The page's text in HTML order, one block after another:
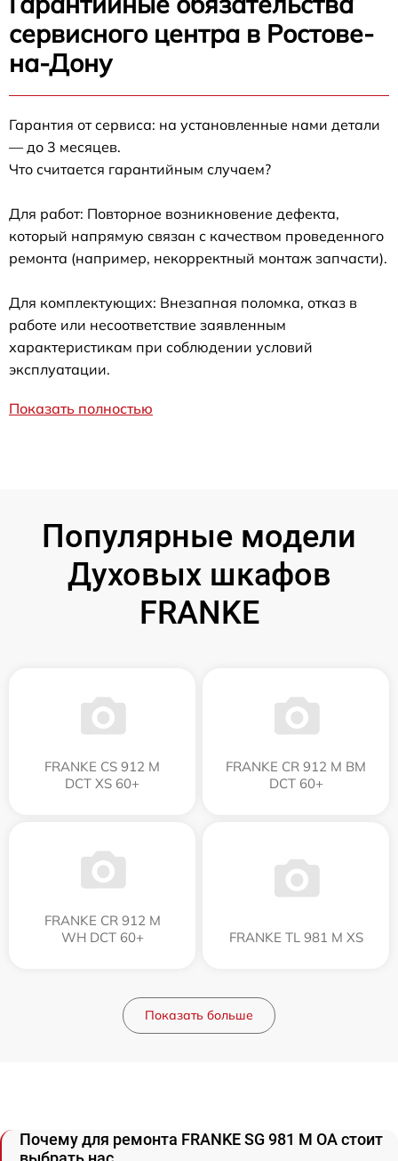
сервисного центра в Ростове-
на-Дону
Гарантия от сервиса: на установленные нами детали
— до 3 месяцев.
Что считается гарантийным случаем?
Для работ: Повторное возникновение дефекта,
который напрямую связан с качеством проведенного
ремонта (например, некорректный монтаж запчасти).
Для комплектующих: Внезапная поломка, отказ в
работе или несоответствие заявленным
характеристикам при соблюдении условий
эксплуатации.
Показать полностью
Популярные модели
Духовых шкафов
FRANKE
FRANKE CS 912 M
DCT XS 60+
FRANKE CR 912 M BM
DCT 60+
FRANKE CR 912 M
WH DCT 60+
FRANKE TL 981 M XS
Показать больше
Почему для ремонта FRANKE SG 981 M OA стоит